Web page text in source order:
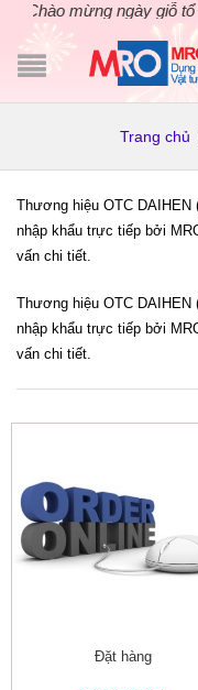
Chào mừng ngày giỗ tổ
Trang chủ
Thương hiệu OTC DAIHEN
nhập khẩu trực tiếp bởi
vấn chi tiết.
Thương hiệu OTC DAIHEN
nhập khẩu trực tiếp bởi
vấn chi tiết.
Đặt hàng